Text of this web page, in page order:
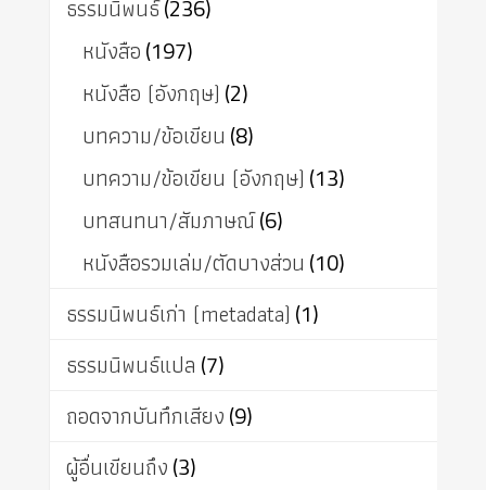
ธรรมนิพนธ์(236)
หนังสือ(197)
หนังสือ (อังกฤษ) (2)
บทความ/ข้อเขียน (8)
บทความ/ข้อเขียน (อังกฤษ) (13)
บทสนทนา/สัมภาษณ์(6)
หนังสือรวมเล่ม/ตัดบางส่วน (10)
ธรรมนิพนธ์เก่า (metadata) (1)
ธรรมนิพนธ์แปล (7)
ถอดจากบันทึกเสียง(9)
ผู้อื่นเขียนถึง(3)